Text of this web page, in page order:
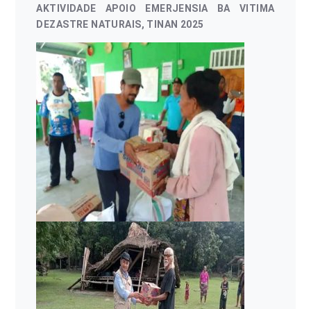
AKTIVIDADE APOIO EMERJENSIA BA VITIMA
DEZASTRE NATURAIS, TINAN 2025